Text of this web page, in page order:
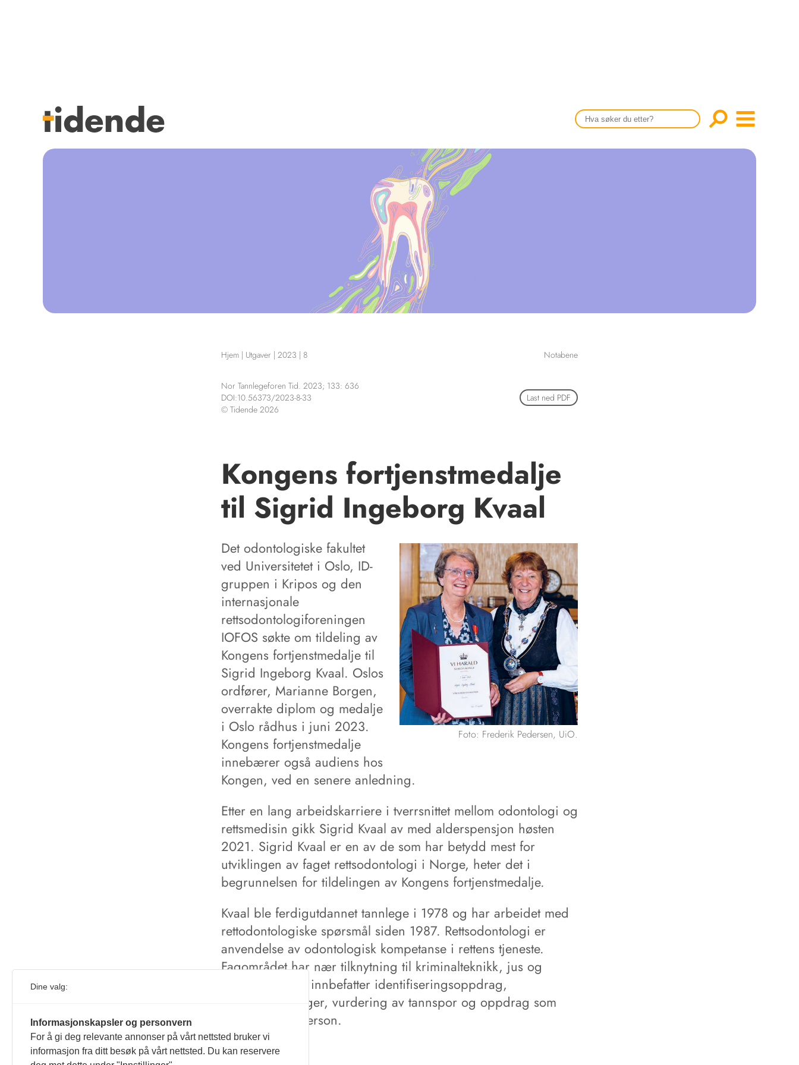
KONTAKT
OM OSS
Hjem | Utgaver | 2023 | 8 Notabene
Nor Tannlegeforen Tid. 2023; 133: 636
DOI:10.56373/2023-8-33
© Tidende 2026
Last ned PDF
Kongens fortjenstmedalje
til Sigrid Ingeborg Kvaal
Foto: Frederik Pedersen, UiO.
Det odontologiske fakultet
ved Universitetet i Oslo, ID-
gruppen i Kripos og den
internasjonale
rettsodontologiforeningen
IOFOS søkte om tildeling av
Kongens fortjenstmedalje til
Sigrid Ingeborg Kvaal. Oslos
ordfører, Marianne Borgen,
overrakte diplom og medalje
i Oslo rådhus i juni 2023.
Kongens fortjenstmedalje
innebærer også audiens hos
Kongen, ved en senere anledning.
Etter en lang arbeidskarriere i tverrsnittet mellom odontologi og
rettsmedisin gikk Sigrid Kvaal av med alderspensjon høsten
2021. Sigrid Kvaal er en av de som har betydd mest for
utviklingen av faget rettsodontologi i Norge, heter det i
begrunnelsen for tildelingen av Kongens fortjenstmedalje.
Kvaal ble ferdigutdannet tannlege i 1978 og har arbeidet med
rettodontologiske spørsmål siden 1987. Rettsodontologi er
anvendelse av odontologisk kompetanse i rettens tjeneste.
Fagområdet har nær tilknytning til kriminalteknikk, jus og
rettsmedisin og innbefatter identifiseringsoppdrag,
aldersestimeringer, vurdering av tannspor og oppdrag som
sakkyndig fagperson.
Dine valg:
Informasjonskapsler og personvern
For å gi deg relevante annonser på vårt nettsted bruker vi
informasjon fra ditt besøk på vårt nettsted. Du kan reservere